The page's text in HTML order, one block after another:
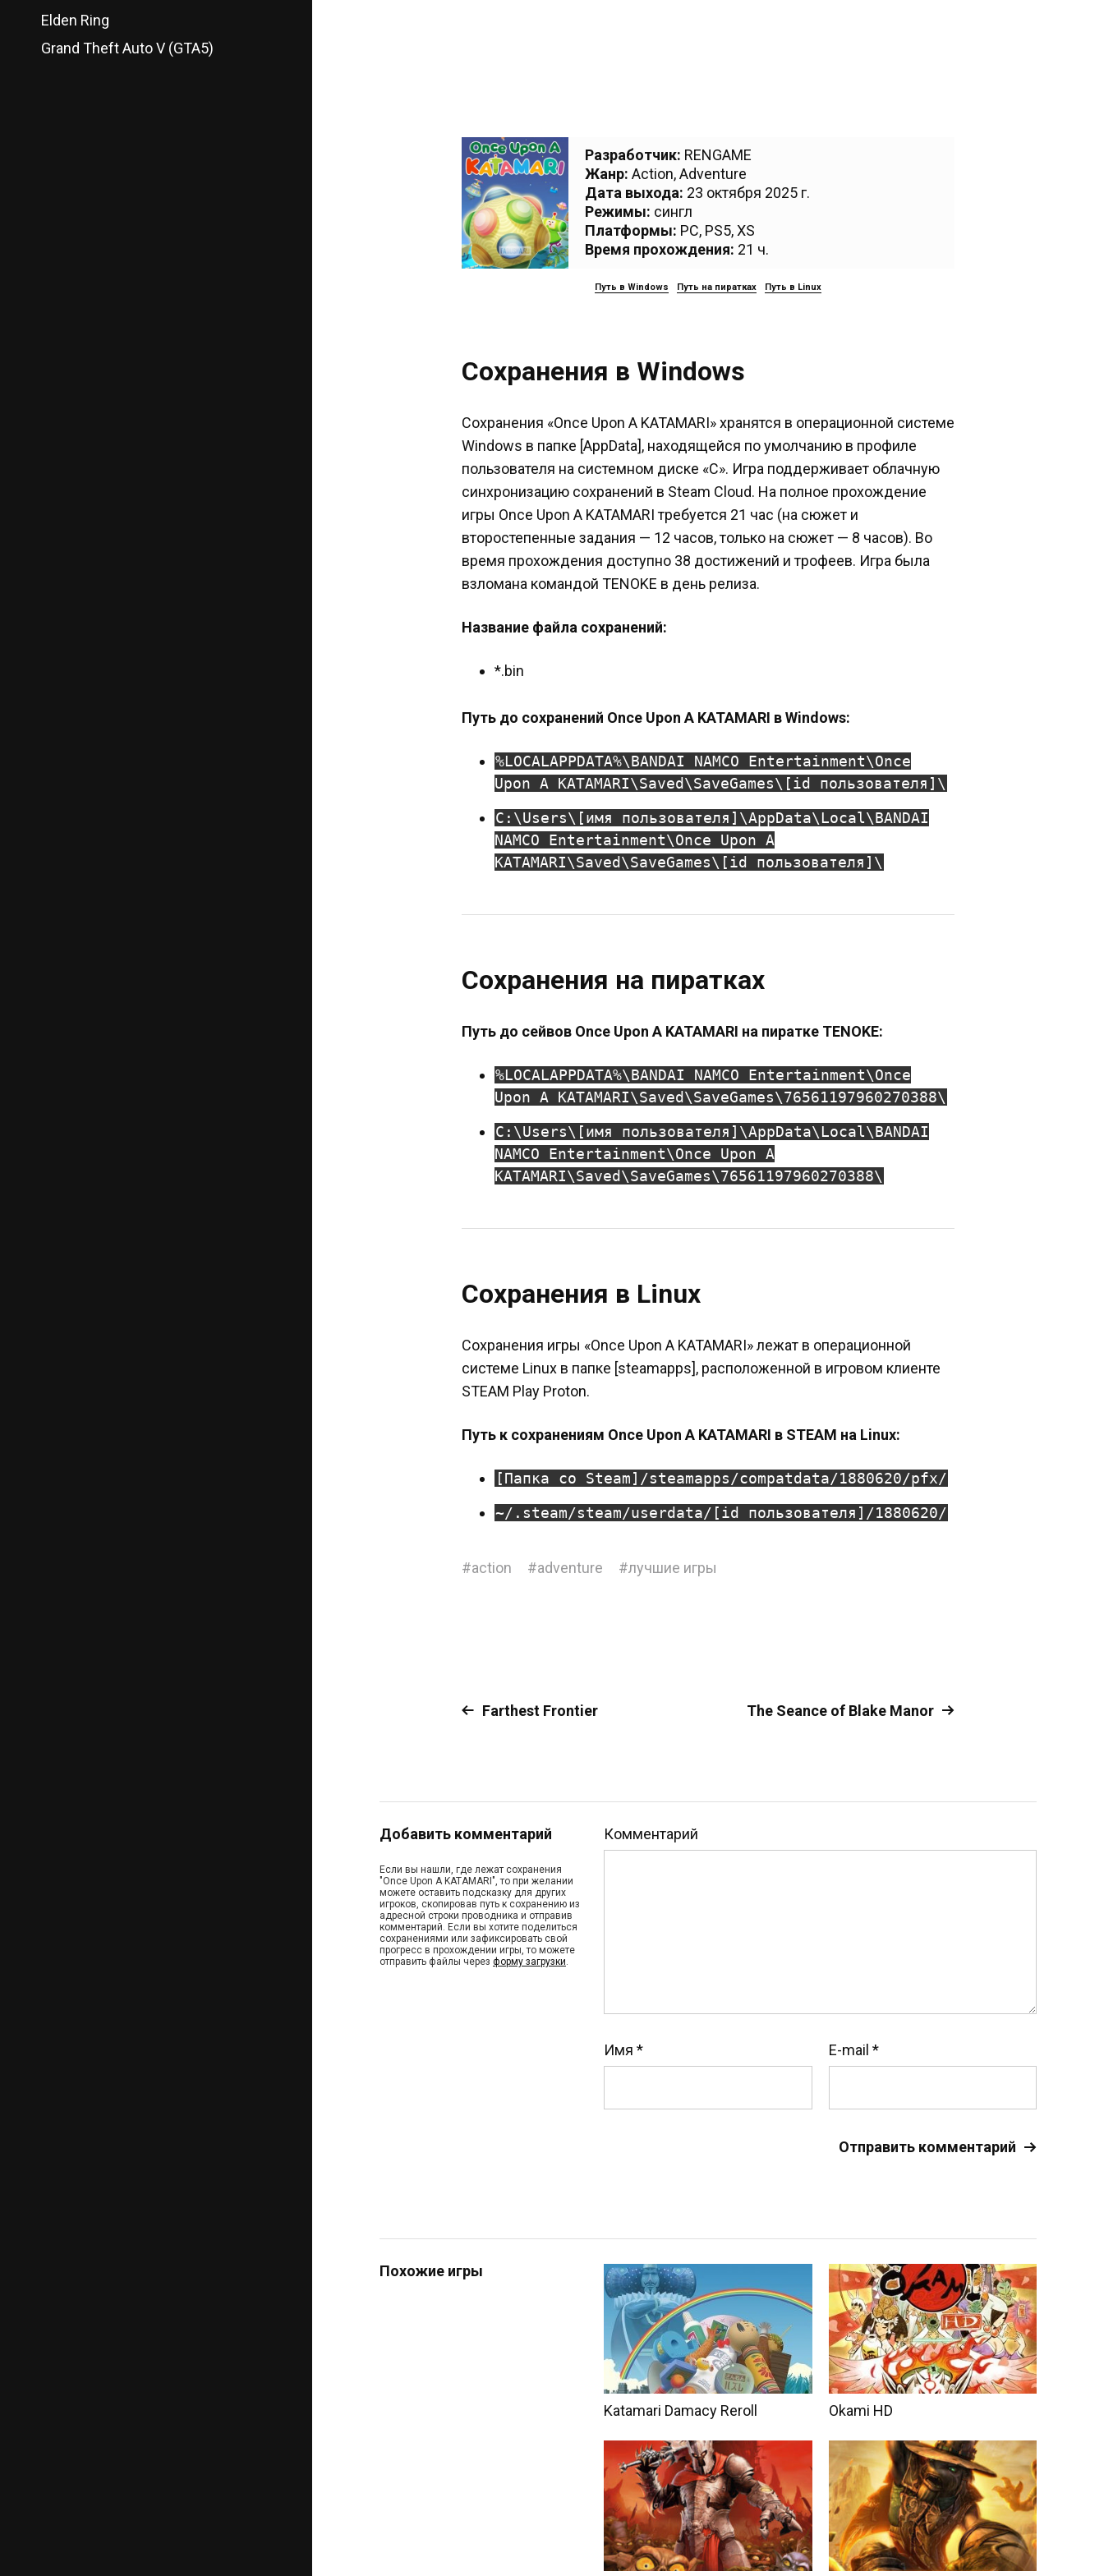
Elden Ring
Grand Theft Auto V (GTA5)
Разработчик: RENGAME
Жанр: Action,Adventure
Дата выхода: 23 октября 2025 г.
Режимы: сингл
Платформы: PC, PS5,XS
Время прохождения: 21 ч.
Путь в Windows Путь на пиратках Путь в Linux
Сохранения в Windows
Сохранения «Once Upon A KATAMARI» хранятся в операционной системе
Windows в папке [AppData], находящейся по умолчанию в профиле
пользователя на системном диске «C». Игра поддерживает облачную
синхронизацию сохранений в Steam Cloud. На полное прохождение
игры Once Upon A KATAMARI требуется 21 час (на сюжет и
второстепенные задания — 12 часов, только на сюжет — 8 часов). Во
время прохождения доступно 38 достижений и трофеев. Игра была
взломана командой TENOKE в день релиза.
Название файла сохранений:
*.bin
Путь до сохранений Once Upon A KATAMARI в Windows:
%LOCALAPPDATA%\BANDAI NAMCO Entertainment\Once
Upon A KATAMARI\Saved\SaveGames\[id пользователя]\
C:\Users\[имя пользователя]\AppData\Local\BANDAI
NAMCO Entertainment\Once Upon A
KATAMARI\Saved\SaveGames\[id пользователя]\
Сохранения на пиратках
Путь до сейвов Once Upon A KATAMARI на пиратке TENOKE:
%LOCALAPPDATA%\BANDAI NAMCO Entertainment\Once
Upon A KATAMARI\Saved\SaveGames\76561197960270388\
C:\Users\[имя пользователя]\AppData\Local\BANDAI
NAMCO Entertainment\Once Upon A
KATAMARI\Saved\SaveGames\76561197960270388\
Сохранения в Linux
Сохранения игры «Once Upon A KATAMARI» лежат в операционной
системе Linux в папке [steamapps], расположенной в игровом клиенте
STEAM Play Proton.
Путь к сохранениям Once Upon A KATAMARI в STEAM на Linux:
[Папка со Steam]/steamapps/compatdata/1880620/pfx/
~/.steam/steam/userdata/[id пользователя]/1880620/
#action #adventure #лучшие игры
Farthest Frontier The Seance of Blake Manor
Добавить комментарий
Если вы нашли, где лежат сохранения
"Once Upon A KATAMARI", то при желании
можете оставить подсказку для других
игроков, скопировав путь к сохранению из
адресной строки проводника и отправив
комментарий. Если вы хотите поделиться
сохранениями или зафиксировать свой
прогресс в прохождении игры, то можете
отправить файлы через форму загрузки.
Комментарий
Имя * E-mail *
Похожие игры
Katamari Damacy Reroll Okami HD